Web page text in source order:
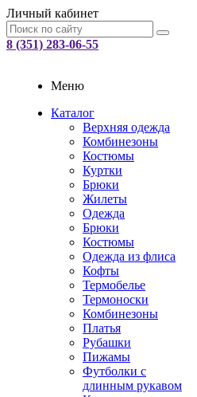
Личный кабинет
8 (351) 283-06-55
Меню
Каталог
Верхняя одежда
Комбинезоны
Костюмы
Куртки
Брюки
Жилеты
Одежда
Брюки
Костюмы
Одежда из флиса
Кофты
Термобелье
Термоноски
Комбинезоны
Платья
Рубашки
Пижамы
Футболки с
длинным рукавом